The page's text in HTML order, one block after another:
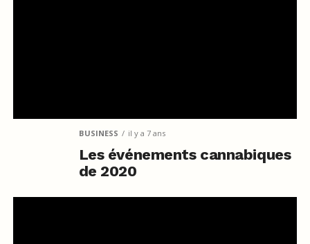
BUSINESS il y a 7 ans
Les événements cannabiques
de 2020